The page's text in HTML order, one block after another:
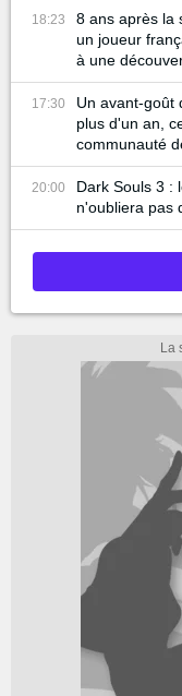
18:23
8 ans après la
un joueur
à une
17:30
Un avant-goût
plus d'un an,
communauté
20:00
Dark Souls 3 :
n'oubliera pas